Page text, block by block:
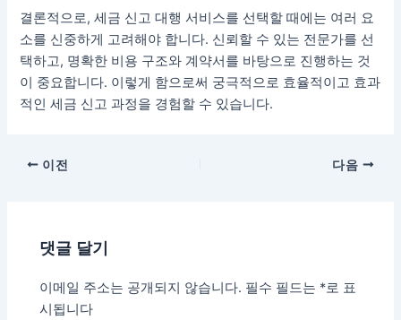
결론적으로, 세금 신고 대행 서비스를 선택할 때에는 여러 요
소를 신중하게 고려해야 합니다. 신뢰할 수 있는 전문가를 선
택하고, 명확한 비용 구조와 계약서를 바탕으로 진행하는 것
이 중요합니다. 이렇게 함으로써 궁극적으로 효율적이고 효과
적인 세금 신고 과정을 경험할 수 있습니다.
이전 다음
댓글 달기
이메일 주소는 공개되지 않습니다. 필수 필드는 *로 표
시됩니다